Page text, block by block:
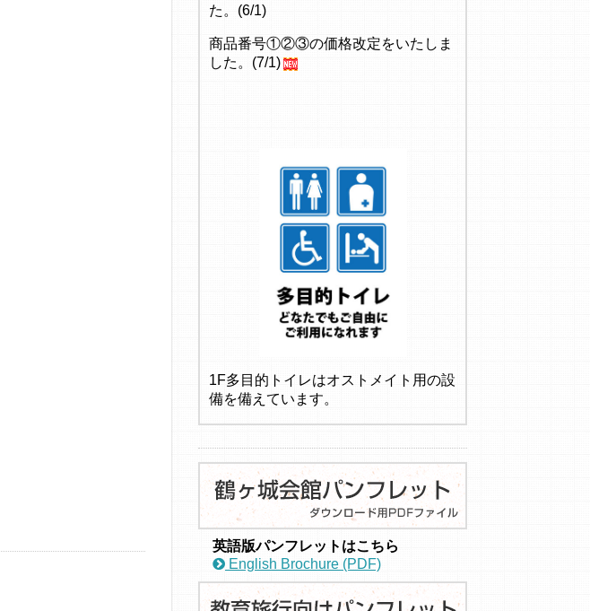
た。(6/1)
商品番号①②③の価格改定をいたしま
した。(7/1)
1F多目的トイレはオストメイト用の設
備を備えています。
英語版パンフレットはこちら
English Brochure (PDF)